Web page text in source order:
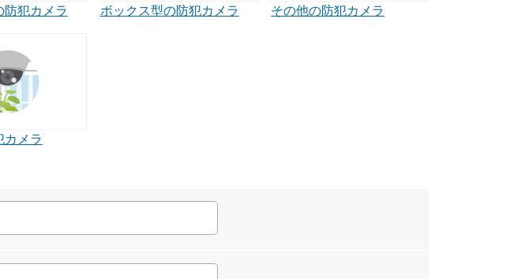
防犯カメラ ボックス型の防犯カメラ その他の防犯カメラ
カメラ